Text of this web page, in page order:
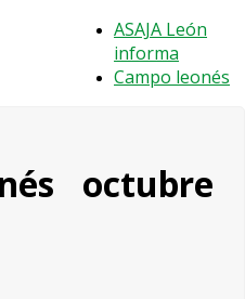
ASAJA León
informa
Campo leonés
octubre